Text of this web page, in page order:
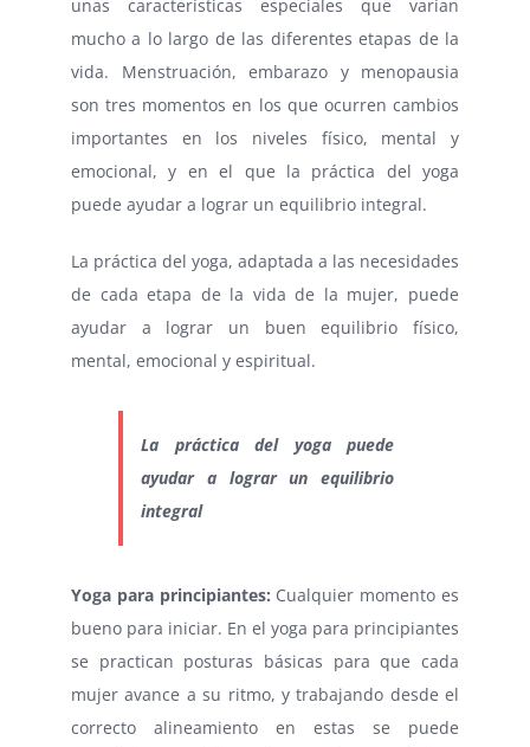
unas características especiales que varían
mucho a lo largo de las diferentes etapas de la
vida. Menstruación, embarazo y menopausia
son tres momentos en los que ocurren cambios
importantes en los niveles físico, mental y
emocional, y en el que la práctica del yoga
puede ayudar a lograr un equilibrio integral.
La práctica del yoga, adaptada a las necesidades
de cada etapa de la vida de la mujer, puede
ayudar a lograr un buen equilibrio físico,
mental, emocional y espiritual.
La práctica del yoga puede
ayudar a lograr un equilibrio
integral
Yoga para principiantes: Cualquier momento es
bueno para iniciar. En el yoga para principiantes
se practican posturas básicas para que cada
mujer avance a su ritmo, y trabajando desde el
correcto alineamiento en estas se puede